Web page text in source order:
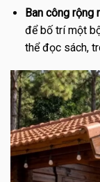
Ban công rộng
để bố trí một
thể đọc sách,